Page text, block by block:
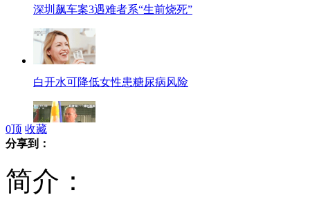
深圳飙车案3遇难者系“生前烧死”
白开水可降低女性患糖尿病风险
0顶 收藏
分享到：
简介：